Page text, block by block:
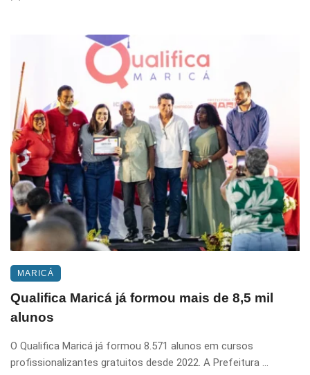
MARICÁ
Qualifica Maricá já formou mais de 8,5 mil
alunos
O Qualifica Maricá já formou 8.571 alunos em cursos
profissionalizantes gratuitos desde 2022. A Prefeitura ...